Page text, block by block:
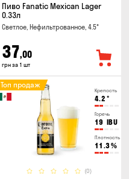
Пиво Fanatic Mexican Lager
0.33л
Светлое, Нефильтрованное, 4.5°
37,00
грн за 1 шт
Крепость
4.2 °
Горечь
19 IBU
Плотность
11.3%
(0)
Топ продаж